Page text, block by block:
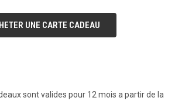
UNE CARTE CADEAU
sont valides pour 12 mois a partir de la